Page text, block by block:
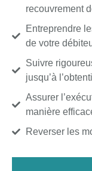
recouvrement
Entreprendre
de votre
Suivre
jusqu’à
Assurer
manière
Reverser les